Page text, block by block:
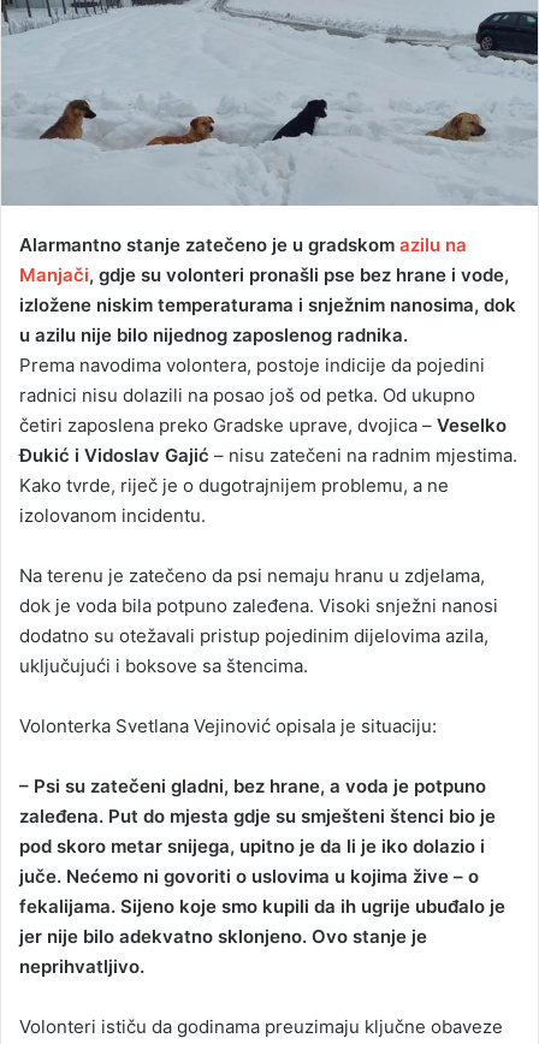
n
i
Alarmantno stanje zatečeno je u gradskom azilu na
Manjači, gdje su volonteri pronašli pse bez hrane i vode,
izložene niskim temperaturama i snježnim nanosima, dok
u azilu nije bilo nijednog zaposlenog radnika.
Prema navodima volontera, postoje indicije da pojedini
radnici nisu dolazili na posao još od petka. Od ukupno
četiri zaposlena preko Gradske uprave, dvojica – Veselko
Đukić i Vidoslav Gajić – nisu zatečeni na radnim mjestima.
Kako tvrde, riječ je o dugotrajnijem problemu, a ne
izolovanom incidentu.
Na terenu je zatečeno da psi nemaju hranu u zdjelama,
dok je voda bila potpuno zaleđena. Visoki snježni nanosi
dodatno su otežavali pristup pojedinim dijelovima azila,
uključujući i boksove sa štencima.
Volonterka Svetlana Vejinović opisala je situaciju:
– Psi su zatečeni gladni, bez hrane, a voda je potpuno
zaleđena. Put do mjesta gdje su smješteni štenci bio je
pod skoro metar snijega, upitno je da li je iko dolazio i
juče. Nećemo ni govoriti o uslovima u kojima žive – o
fekalijama. Sijeno koje smo kupili da ih ugrije ubuđalo je
jer nije bilo adekvatno sklonjeno. Ovo stanje je
neprihvatljivo.
Volonteri ističu da godinama preuzimaju ključne obaveze